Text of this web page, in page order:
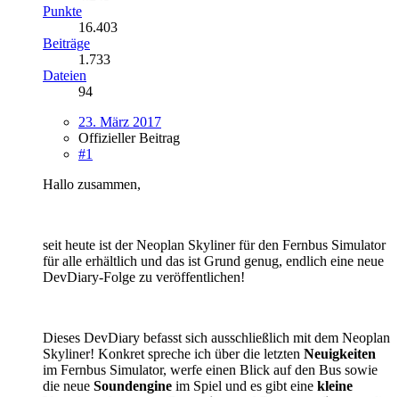
Punkte
16.403
Beiträge
1.733
Dateien
94
23. März 2017
Offizieller Beitrag
#1
Hallo zusammen,
seit heute ist der Neoplan Skyliner für den Fernbus Simulator
für alle erhältlich und das ist Grund genug, endlich eine neue
DevDiary-Folge zu veröffentlichen!
Dieses DevDiary befasst sich ausschließlich mit dem Neoplan
Skyliner! Konkret spreche ich über die letzten Neuigkeiten
im Fernbus Simulator, werfe einen Blick auf den Bus sowie
die neue Soundengine im Spiel und es gibt eine kleine